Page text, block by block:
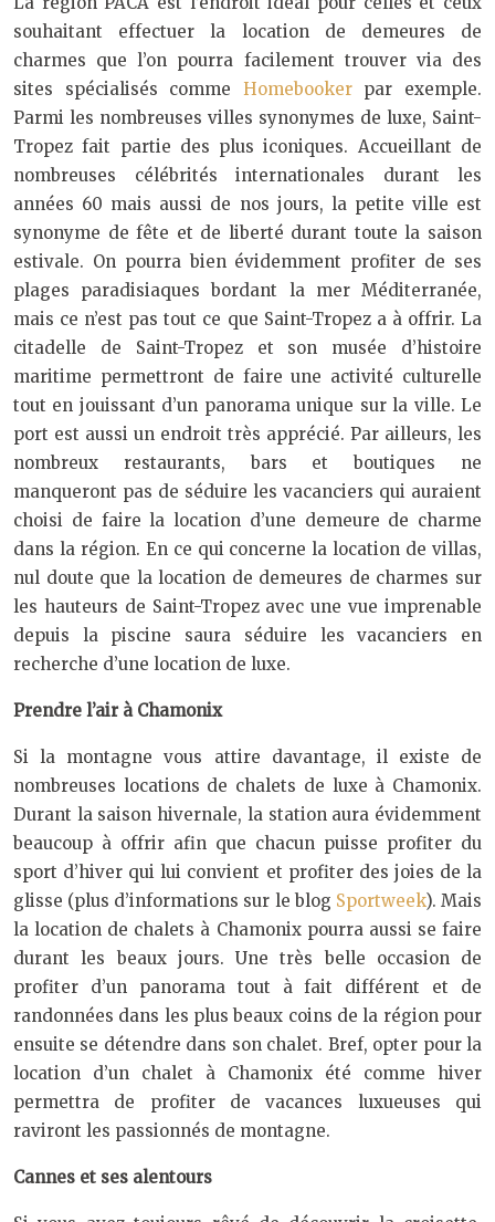
souhaitant effectuer la location de demeures de
charmes que l’on pourra facilement trouver via des
sites spécialisés comme Homebookerpar exemple.
Parmi les nombreuses villes synonymes de luxe, Saint-
Tropez fait partie des plus iconiques. Accueillant de
nombreuses célébrités internationales durant les
années 60 mais aussi de nos jours, la petite ville est
synonyme de fête et de liberté durant toute la saison
estivale. On pourra bien évidemment profiter de ses
plages paradisiaques bordant la mer Méditerranée,
mais ce n’est pas tout ce que Saint-Tropez a à offrir. La
citadelle de Saint-Tropez et son musée d’histoire
maritime permettront de faire une activité culturelle
tout en jouissant d’un panorama unique sur la ville. Le
port est aussi un endroit très apprécié. Par ailleurs, les
nombreux restaurants, bars et boutiques ne
manqueront pas de séduire les vacanciers qui auraient
choisi de faire la location d’une demeure de charme
dans la région. En ce qui concerne la location de villas,
nul doute que la location de demeures de charmes sur
les hauteurs de Saint-Tropez avec une vue imprenable
depuis la piscine saura séduire les vacanciers en
recherche d’une location de luxe.
Prendre l’air à Chamonix
Si la montagne vous attire davantage, il existe de
nombreuses locations de chalets de luxe à Chamonix.
Durant la saison hivernale, la station aura évidemment
beaucoup à offrir afin que chacun puisse profiter du
sport d’hiver qui lui convient et profiter des joies de la
glisse (plus d’informations sur le blog Sportweek). Mais
la location de chalets à Chamonix pourra aussi se faire
durant les beaux jours. Une très belle occasion de
profiter d’un panorama tout à fait différent et de
randonnées dans les plus beaux coins de la région pour
ensuite se détendre dans son chalet. Bref, opter pour la
location d’un chalet à Chamonix été comme hiver
permettra de profiter de vacances luxueuses qui
raviront les passionnés de montagne.
Cannes et ses alentours